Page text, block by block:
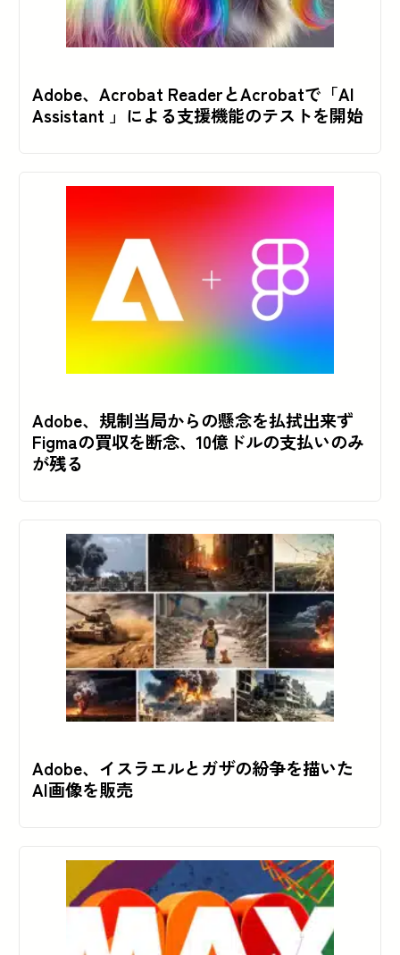
Adobe、Acrobat ReaderとAcrobatで「AI
Assistant 」による支援機能のテストを開始
Adobe、規制当局からの懸念を払拭出来ず
Figmaの買収を断念、10億ドルの支払いのみ
が残る
Adobe、イスラエルとガザの紛争を描いた
AI画像を販売